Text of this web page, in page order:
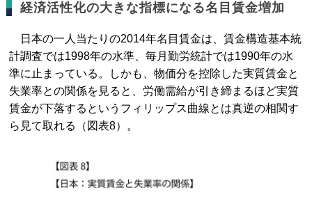
経済活性化の大きな指標になる名目賃金増加
日本の一人当たりの2014年名目賃金は、賃金構造基本統
計調査では1998年の水準、毎月勤労統計では1990年の水
準に止まっている。しかも、物価分を控除した実質賃金と
失業率との関係を見ると、労働需給が引き締まるほど実質
賃金が下落するというフィリップス曲線とは真逆の相関す
ら見て取れる（図表8）。